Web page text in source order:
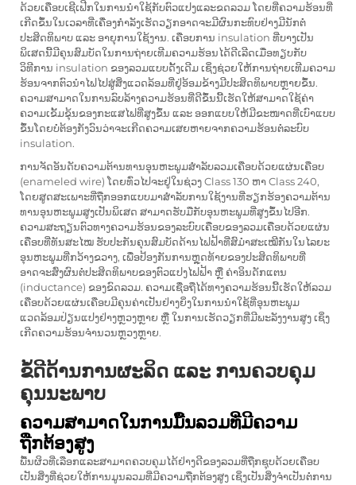
ດ້ວຍເຄືອບເຊີເຟີກໃນການນຳໃຊ້ກັບຕົວແປງແລະຂດລວມ ໂດຍທີ່ຄວາມຮ້ອນທີ່
ເກີດຂຶ້ນໃນເວລາທີ່ເຄື່ອງກຳລັງເຮັດວຽກອາດຈະມີຜົນກະທົບຢ່າງມີນັກຕໍ່
ປະສິດທິພາບ ແລະ ອາຍຸການໃຊ້ງານ. ເຄືອບການ insulation ທີ່ບາງເປັນ
ພິເສດນີ້ມີຄຸນສົມບັດໃນການຖ່າຍເທີມຄວາມຮ້ອນໄດ້ດີເລີດເມື່ອທຽບກັບ
ວິທີການ insulation ຂອງລວມແບບດັ້ງເດີມ ເຊິ່ງຊ່ວຍໃຫ້ການຖ່າຍເທີມຄວາມ
ຮ້ອນຈາກຕົວນຳໄຟໄປສູ່ສິ່ງແວດລ້ອມທີ່ຢູ່ອ້ອມຂ້າງມີປະສິດທິພາບຫຼາຍຂຶ້ນ.
ຄວາມສາມາດໃນການລົບລ້າງຄວາມຮ້ອນທີ່ດີຂຶ້ນນີ້ເຮັດໃຫ້ສາມາດໃຊ້ຄ່າ
ຄວາມເຂັ້ມຂຸ້ນຂອງກະແສໄຟທີ່ສູງຂຶ້ນ ແລະ ອອກແບບໃຫ້ມີຂະໜາດທີ່ເບົາແບບ
ຂຶ້ນໂດຍບໍ່ຕ້ອງກັງວົນວ່າຈະເກີດຄວາມເສຍຫາຍຈາກຄວາມຮ້ອນຕໍ່ລະບົບ
insulation.
ການຈັດອັນດັບຄວາມຕ້ານທານອຸນຫະພູມສຳລັບລວມເຄືອບດ້ວຍແຜ່ນເຄືອບ
(enameled wire) ໂດຍທົ່ວໄປຈະຢູ່ໃນຊ່ວງ Class 130 ຫາ Class 240,
ໂດຍສູດສະເພາະທີ່ຖືກອອກແບບມາສຳລັບການໃຊ້ງານທີ່ຮຽກຮ້ອງຄວາມຕ້ານ
ທານອຸນຫະພູມສູງເປັນພິເສດ ສາມາດຮັບມືກັບອຸນຫະພູມທີ່ສູງຂຶ້ນໄປອີກ.
ຄວາມສະຖຽນຕົວທາງຄວາມຮ້ອນຂອງລະບົບເຄືອບຂອງລວມເຄືອບດ້ວຍແຜ່ນ
ເຄືອບທີ່ທັນສະໄໝ ຮັບປະກັນຄຸນສົມບັດດ້ານໄຟຟ້າທີ່ສົມໍາສະເໝີກັນໃນໄລຍະ
ອຸນຫະພູມທີ່ກວ້າງຂວາງ, ເພື່ອປ້ອງກັນການຫຼຸດທ້າຍຂອງປະສິດທິພາບທີ່
ອາດຈະສົ່ງຜົນຕໍ່ປະສິດທິພາບຂອງຕົວແປງໄຟຟ້າ ຫຼື ຄ່າອິນດັກແຕນ
(inductance) ຂອງຂົດລວມ. ຄວາມເຊື່ອຖືໄດ້ທາງຄວາມຮ້ອນນີ້ເຮັດໃຫ້ລວມ
ເຄືອບດ້ວຍແຜ່ນເຄືອບມີຄຸນຄ່າເປັນຢ່າງຍິ່ງໃນການນຳໃຊ້ທີ່ອຸນຫະພູມ
ແວດລ້ອມປ່ຽນແປງຢ່າງຫຼວງຫຼາຍ ຫຼື ໃນການເຮັດວຽກທີ່ມີພະລັງງານສູງ ເຊິ່ງ
ເກີດຄວາມຮ້ອນຈຳນວນຫຼວງຫຼາຍ.
ຂໍ້ດີດ້ານການຜະລິດ ແລະ ການຄວບຄຸມ
ຄຸນນະພາບ
ຄວາມສາມາດໃນການມື້ນລວມທີ່ມີຄວາມ
ຖືກຕ້ອງສູງ
ພື້ນຜິວທີ່ເລືອກແລະສາມາດຄວບຄຸມໄດ້ຢ່າງດີຂອງລວມທີ່ຖືກຊຸບດ້ວຍເຄືອບ
ເປັນສິ່ງທີ່ຊ່ວຍໃຫ້ການມູນລວມທີ່ມີຄວາມຖືກຕ້ອງສູງ ເຊິ່ງເປັນສິ່ງຈຳເປັນຕໍ່ການ